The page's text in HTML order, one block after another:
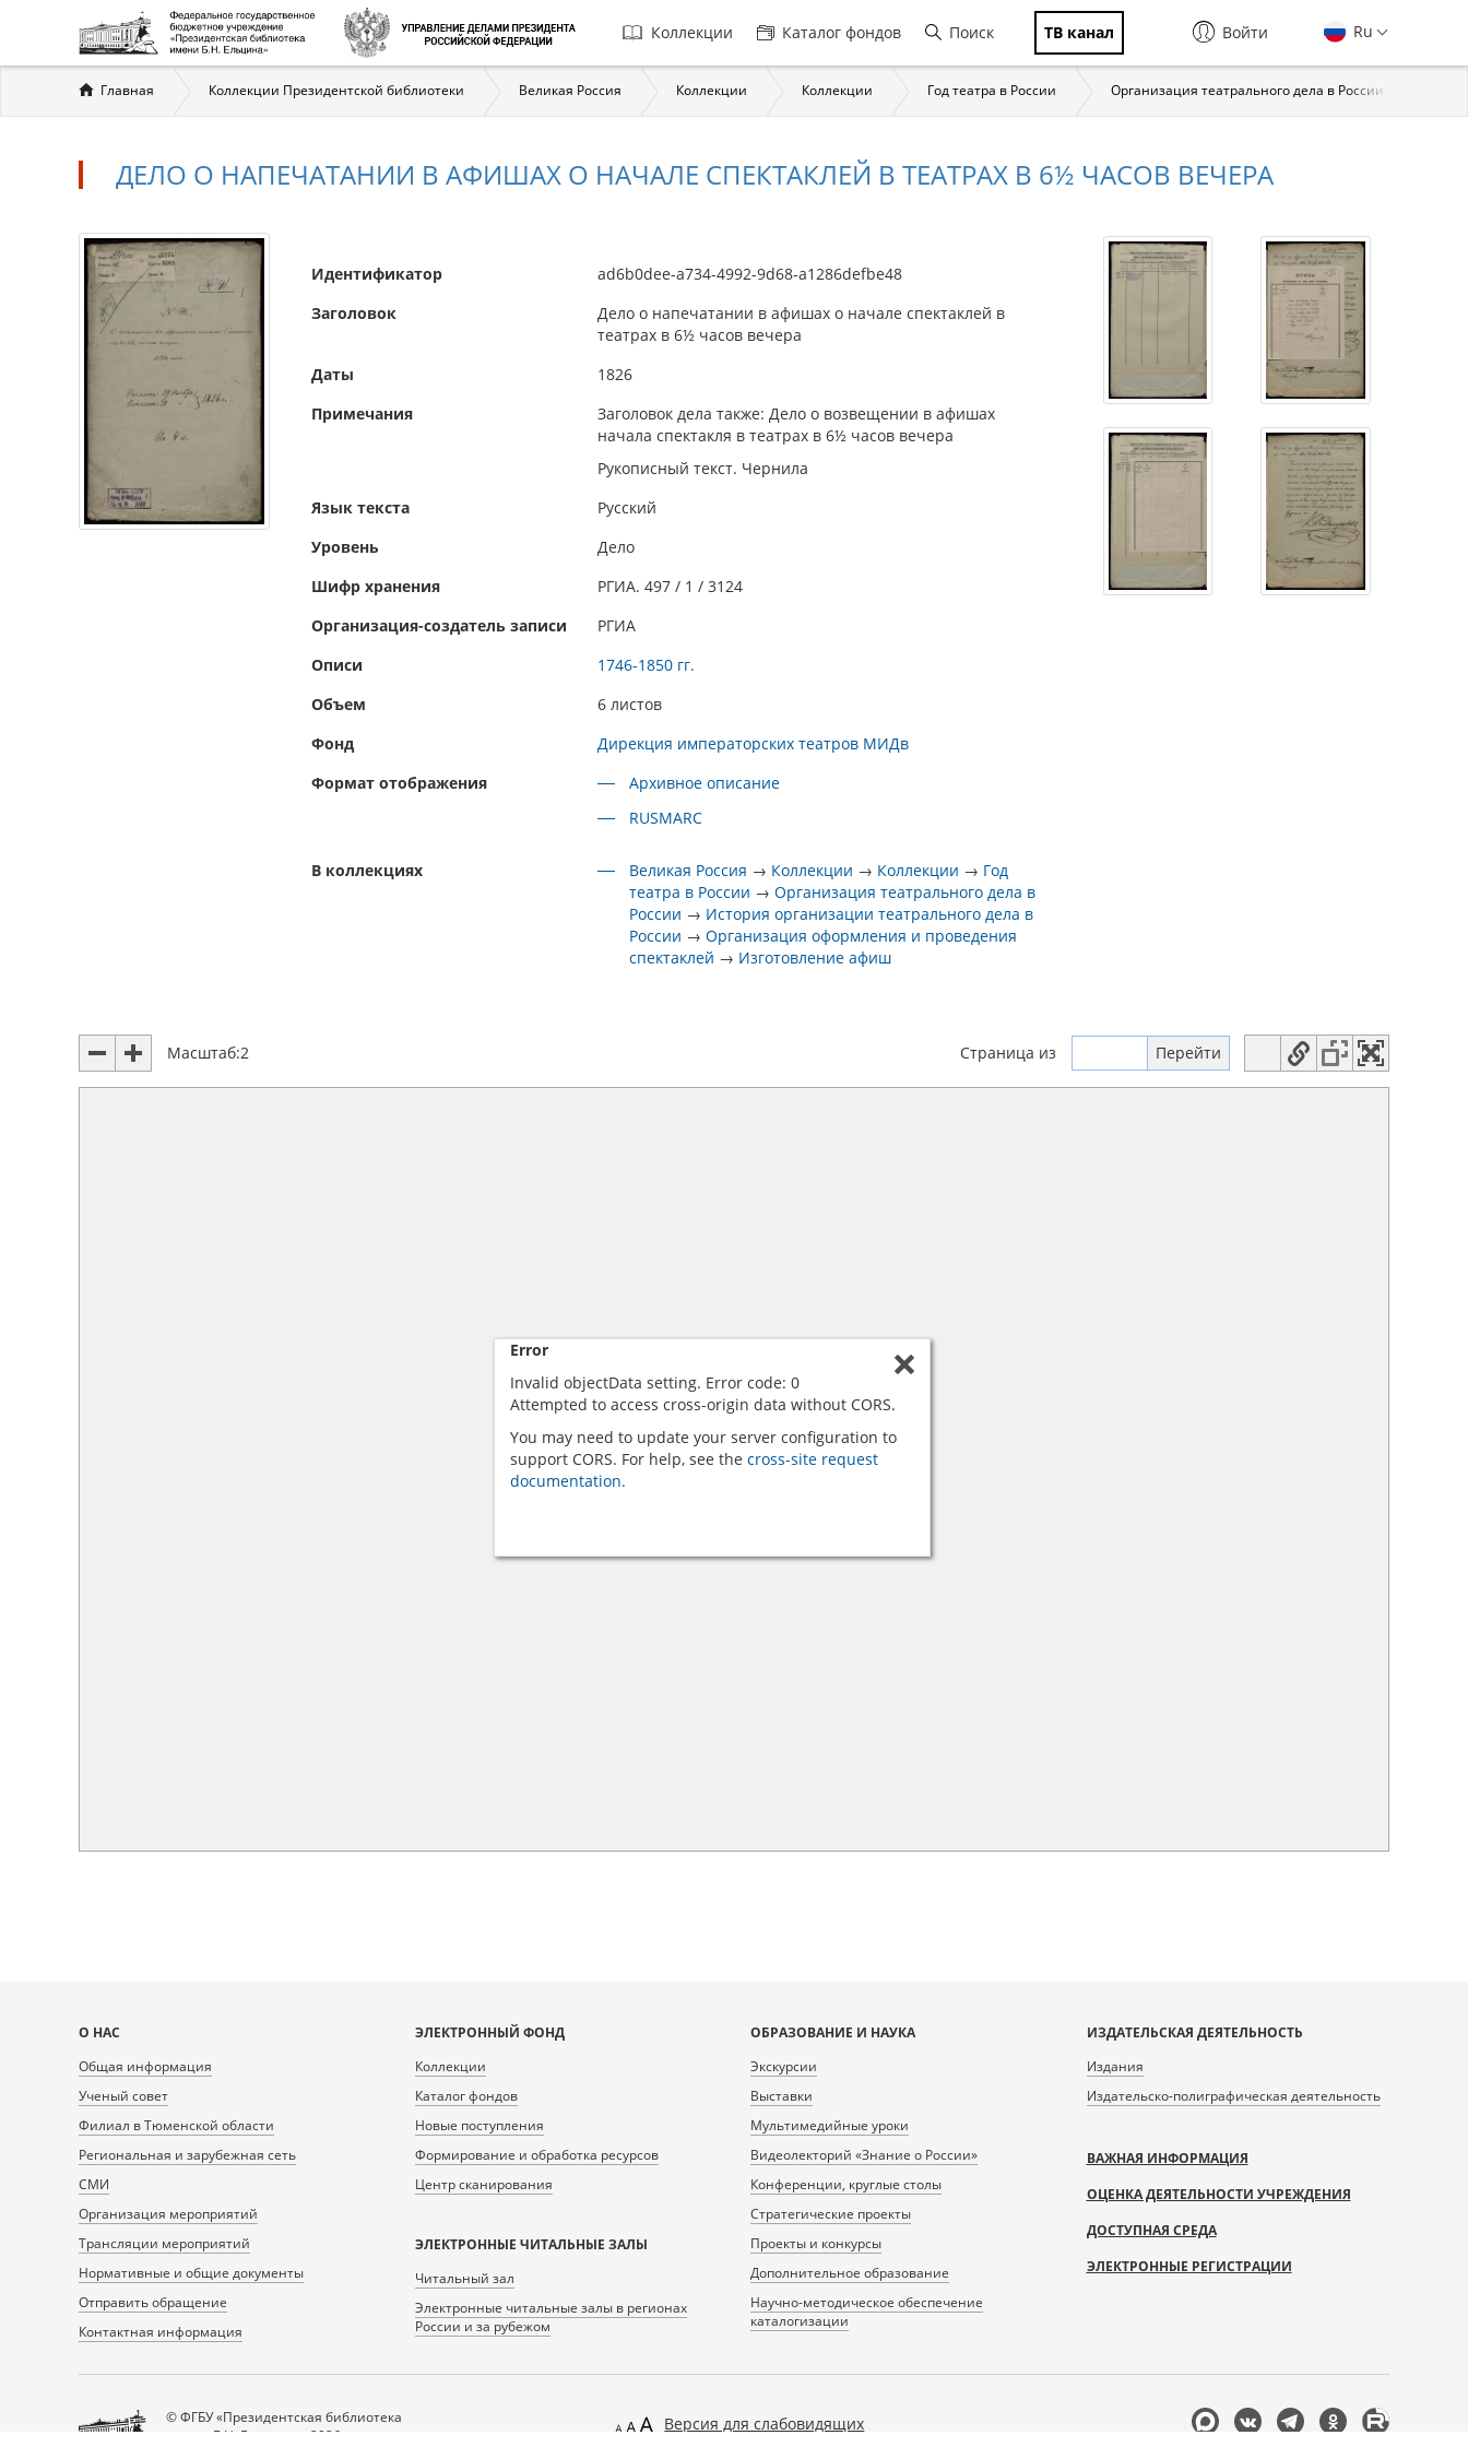
Главная
навигация
Коллекции Каталог фондов Поиск ТВ канал Ru
Войти
Вы
здесь
Главная Коллекции Президентской библиотеки Великая Россия Коллекции Коллекции Год театра в России Организация театрального дела в России
ДЕЛО О НАПЕЧАТАНИИ В АФИШАХ О НАЧАЛЕ СПЕКТАКЛЕЙ В ТЕАТРАХ В 6½ ЧАСОВ ВЕЧЕРА
Идентификатор
ad6b0dee-a734-4992-9d68-a1286defbe48
Заголовок
Дело о напечатании в афишах о начале спектаклей в
театрах в 6½ часов вечера
Даты
1826
Примечания
Заголовок дела также: Дело о возвещении в афишах
начала спектакля в театрах в 6½ часов вечера
Рукописный текст. Чернила
Язык текста
Русский
Уровень
Дело
Шифр хранения
РГИА. 497 / 1 / 3124
Организация-создатель записи
РГИА
Описи
1746-1850 гг.
Объем
6 листов
Фонд
Дирекция императорских театров МИДв
Формат отображения
Архивное описание
RUSMARC
В коллекциях Великая Россия → Коллекции → Коллекции → Год
театра в России →Организация театрального дела в
России → История организации театрального дела в
России →Организация оформления и проведения
спектаклей → Изготовление афиш
Масштаб:2 Страница из
Error
Invalid objectData setting. Error code: 0
Attempted to access cross-origin data without CORS.
You may need to update your server configuration to
support CORS. For help, see the cross-site request
documentation.
Карта
сайта
О НАС
Общая информация
Ученый совет
Филиал в Тюменской области
Региональная и зарубежная сеть
СМИ
Организация мероприятий
Трансляции мероприятий
Нормативные и общие документы
Отправить обращение
Контактная информация
ЭЛЕКТРОННЫЙ ФОНД
Коллекции
Каталог фондов
Новые поступления
Формирование и обработка ресурсов
Центр сканирования
ЭЛЕКТРОННЫЕ ЧИТАЛЬНЫЕ ЗАЛЫ
Читальный зал
Электронные читальные залы в регионах
России и за рубежом
ОБРАЗОВАНИЕ И НАУКА
Экскурсии
Выставки
Мультимедийные уроки
Видеолекторий «Знание о России»
Конференции, круглые столы
Стратегические проекты
Проекты и конкурсы
Дополнительное образование
Научно-методическое обеспечение
каталогизации
ИЗДАТЕЛЬСКАЯ ДЕЯТЕЛЬНОСТЬ
Издания
Издательско-полиграфическая деятельность
ВАЖНАЯ ИНФОРМАЦИЯ
ОЦЕНКА ДЕЯТЕЛЬНОСТИ УЧРЕЖДЕНИЯ
ДОСТУПНАЯ СРЕДА
ЭЛЕКТРОННЫЕ РЕГИСТРАЦИИ
© ФГБУ «Президентская библиотека
имени Б.Н. Ельцина», 2026
Версия для слабовидящих